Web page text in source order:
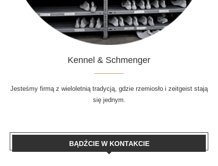
Kennel & Schmenger
Jesteśmy firmą z wieloletnią tradycją, gdzie rzemiosło i zeitgeist stają
się jednym.
BĄDŹCIE W KONTAKCIE